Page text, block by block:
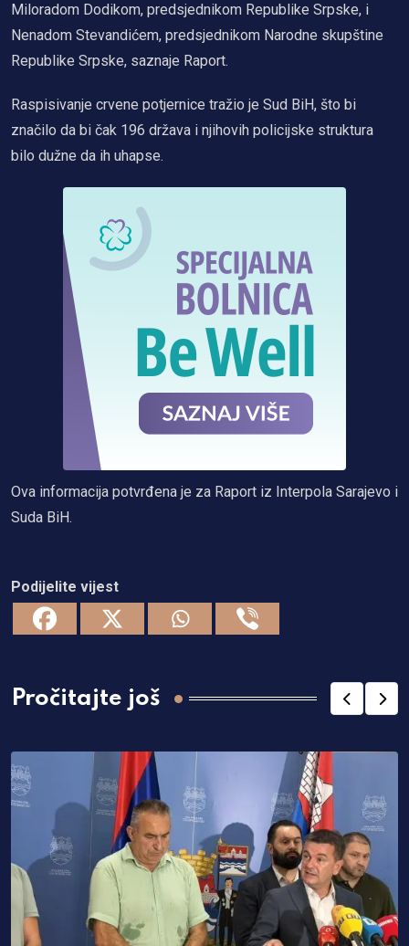
Miloradom Dodikom, predsjednikom Republike Srpske, i
Nenadom Stevandićem, predsjednikom Narodne skupštine
Republike Srpske, saznaje Raport.
Raspisivanje crvene potjernice tražio je Sud BiH, što bi
značilo da bi čak 196 država i njihovih policijske struktura
bilo dužne da ih uhapse.
Ova informacija potvrđena je za Raport iz Interpola Sarajevo i
Suda BiH.
Podijelite vijest
Pročitajte još